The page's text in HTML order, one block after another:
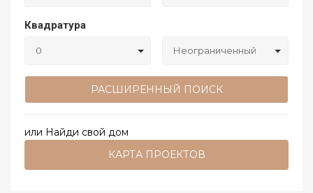
Квадратура
0 Неограниченный
РАСШИРЕННЫЙ ПОИСК
или Найди свой дом
КАРТА ПРОЕКТОВ